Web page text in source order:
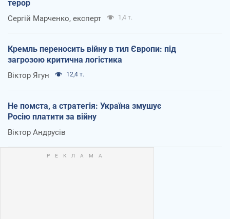
терор
Сергій Марченко, експерт 1,4 т.
Кремль переносить війну в тил Європи: під
загрозою критична логістика
Віктор Ягун 12,4 т.
Не помста, а стратегія: Україна змушує
Росію платити за війну
Віктор Андрусів